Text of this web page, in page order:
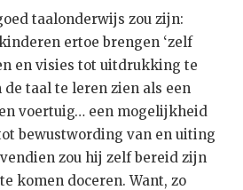
taalonderwijs zou zijn:
ertoe brengen ‘zelf
en visies tot uitdrukking te
taal te leren zien als een
voertuig… een mogelijkheid
bewustwording van en uiting
zou hij zelf bereid zijn
komen doceren. Want, zo